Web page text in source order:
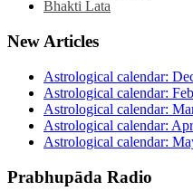
Bhakti Lata
New Articles
Astrological calendar:
Astrological calendar:
Astrological calendar:
Astrological calendar:
Astrological calendar:
Prabhupāda Radio